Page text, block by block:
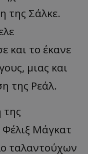
της Σάλκε.
και το έκανε
μιας και
της Ρεάλ.
της
Φέλιξ Μάγκατ
ταλαντούχων